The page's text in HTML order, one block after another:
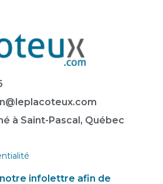
à Saint-Pascal, Québec
notre infolettre afin de